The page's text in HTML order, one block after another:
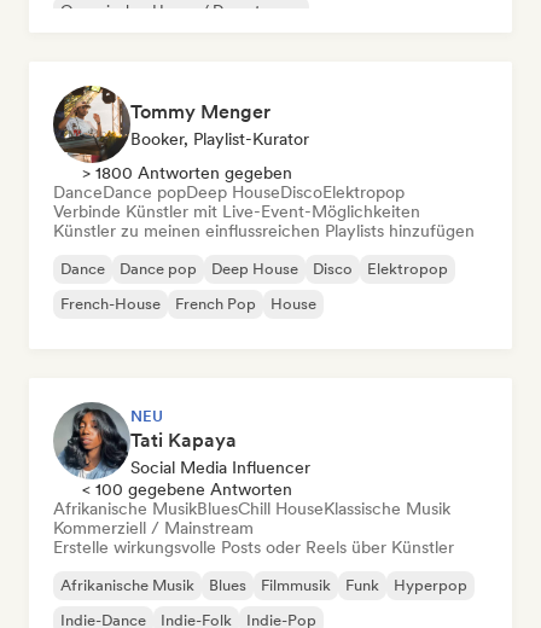
Organischer House / Downtempo
Tommy Menger
Booker, Playlist-Kurator
> 1800 Antworten gegeben
DanceDance popDeep HouseDiscoElektropop
Verbinde Künstler mit Live-Event-Möglichkeiten
Künstler zu meinen einflussreichen Playlists hinzufügen
Dance Dance pop Deep House Disco
Elektropop
French-House
French Pop House
NEU
Tati Kapaya
Social Media Influencer
< 100 gegebene Antworten
Afrikanische MusikBluesChill HouseKlassische Musik
Kommerziell / Mainstream
Erstelle wirkungsvolle Posts oder Reels über Künstler
Afrikanische Musik Blues Filmmusik Funk
Hyperpop
Indie-Dance
Indie-Folk Indie-Pop